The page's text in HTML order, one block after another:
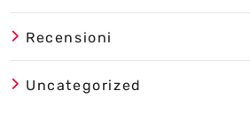
Recensioni
Uncategorized